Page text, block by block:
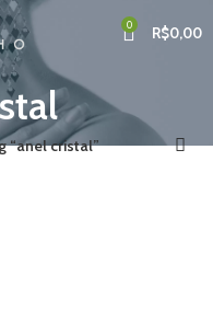
0 R$0,00
“anel cristal”